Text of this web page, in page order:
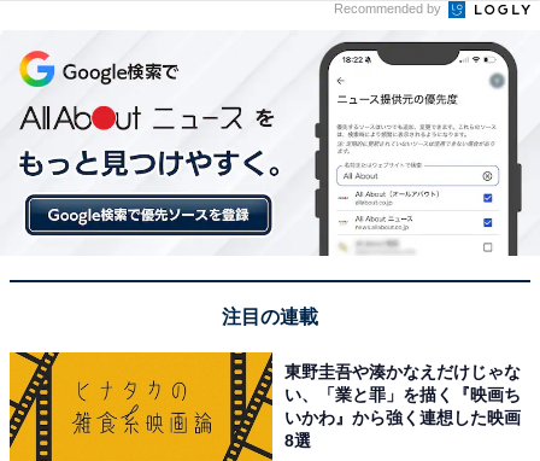
アニメや漫画のレビュー、エンタメトピックスなどを中
心に、オールジャンルで執筆中のライター。時々、店舗
取材などのリポート記事も担当。All AboutおよびAll
About ニュースでのライター歴は6年。
次ページ
高校生が選ぶ「ネクストブレイク
芸人」TOP5を見る！
Recommended by
注目の連載
東野圭吾や湊かなえだけじゃな
い、「業と罪」を描く『映画ち
いかわ』から強く連想した映画
8選